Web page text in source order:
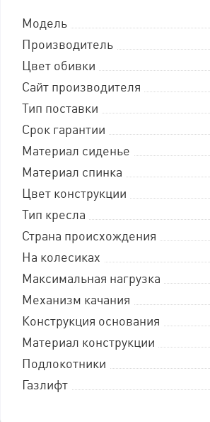
Модель
Производитель
Цвет обивки
Сайт производителя
Тип поставки
Срок гарантии
Материал сиденье
Материал спинка
Цвет конструкции
Тип кресла
Страна происхождения
На колесиках
Максимальная нагрузка
Механизм качания
Конструкция основания
Материал конструкции
Подлокотники
Газлифт